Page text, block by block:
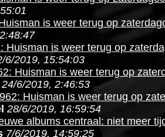
is weer terug op
Huisman is weer terug op
6/2019, 15:54:03
Huisman is weer terug op
24/6/2019, 2:46:53
Huisman is weer terug op
28/6/2019, 16:59:54
albums centraal: niet meer
7/6/2019, 14:59:25